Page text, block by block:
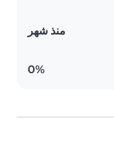
منذ شهر
0%